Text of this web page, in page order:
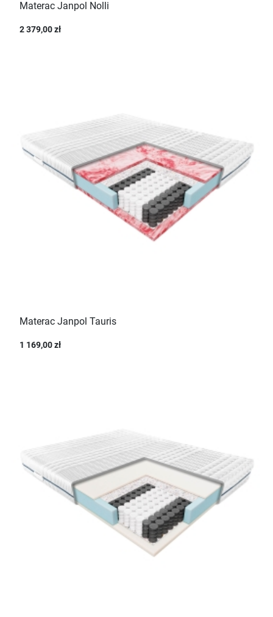
Materac Janpol Nolli
2 379,00 zł
Materac Janpol Tauris
1 169,00 zł